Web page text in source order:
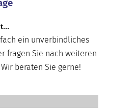
ein unverbindliches
fragen Sie nach weiteren
beraten Sie gerne!